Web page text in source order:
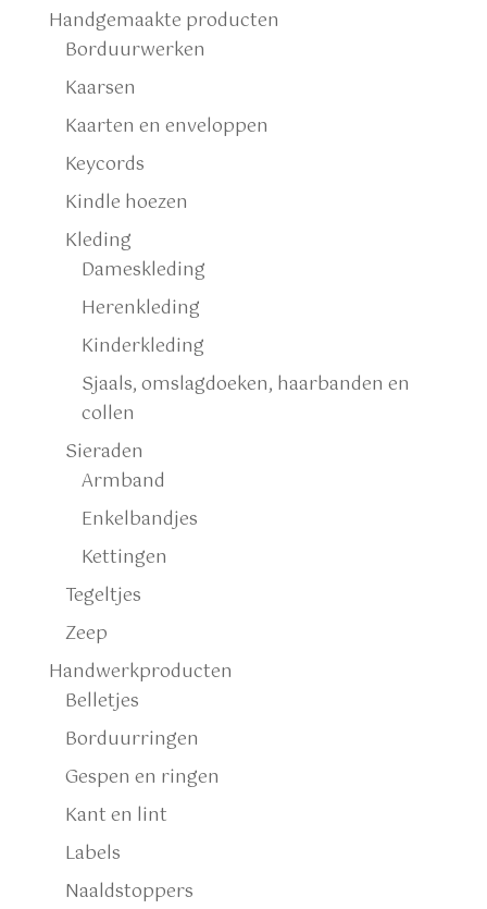
Handgemaakte producten
Borduurwerken
Kaarsen
Kaarten en enveloppen
Keycords
Kindle hoezen
Kleding
Dameskleding
Herenkleding
Kinderkleding
Sjaals, omslagdoeken, haarbanden en
collen
Sieraden
Armband
Enkelbandjes
Kettingen
Tegeltjes
Zeep
Handwerkproducten
Belletjes
Borduurringen
Gespen en ringen
Kant en lint
Labels
Naaldstoppers